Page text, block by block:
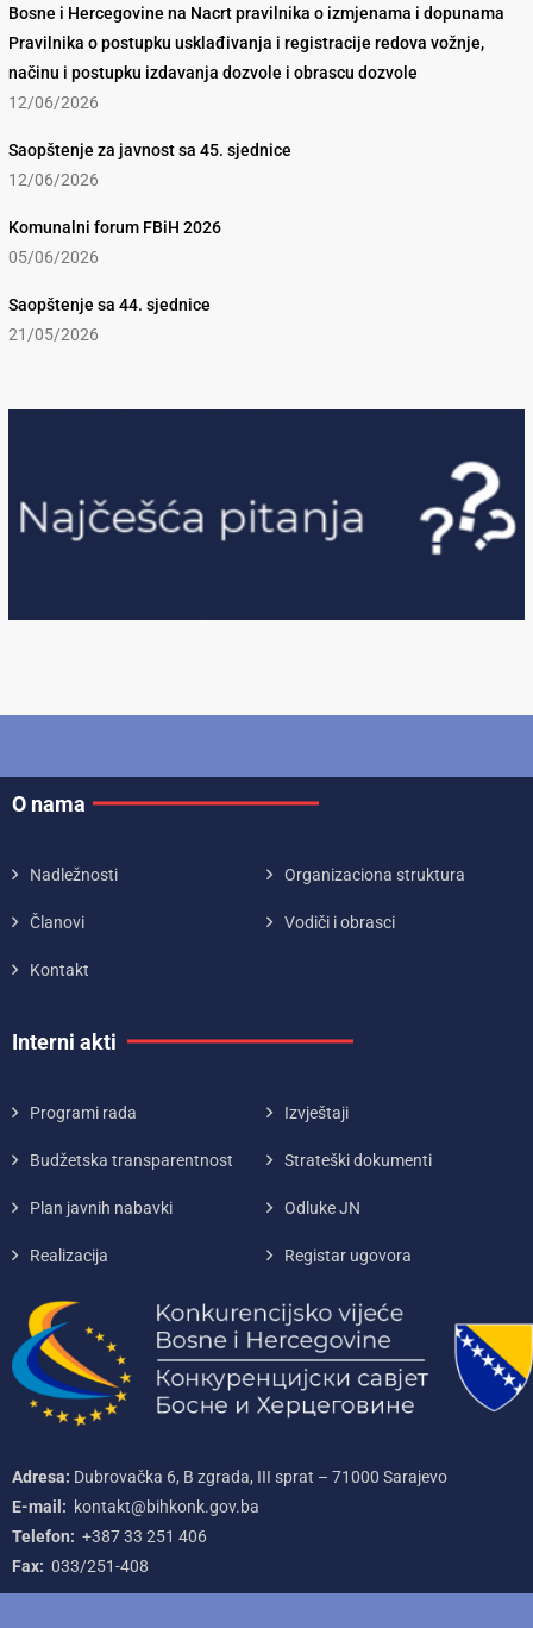
Bosne i Hercegovine na Nacrt pravilnika o izmjenama i dopunama
Pravilnika o postupku usklađivanja i registracije redova vožnje,
načinu i postupku izdavanja dozvole i obrascu dozvole
12/06/2026
Saopštenje za javnost sa 45. sjednice
12/06/2026
Komunalni forum FBiH 2026
05/06/2026
Saopštenje sa 44. sjednice
21/05/2026
O nama
Nadležnosti Organizaciona struktura
Članovi Vodiči i obrasci
Kontakt
Interni akti
Programi rada Izvještaji
Budžetska transparentnost Strateški dokumenti
Plan javnih nabavki Odluke JN
Realizacija Registar ugovora
Adresa: Dubrovačka 6, B zgrada, III sprat – 71000‌ Sarajevo
E-mail: kontakt@bihkonk.gov.ba
Telefon: +387‌ 33‌ 251‌ 406
Fax: 033/251-408